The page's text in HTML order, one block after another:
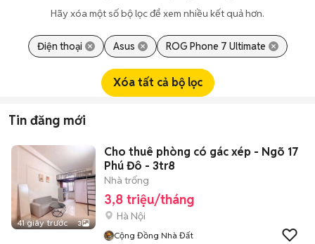
Hãy xóa một số bộ lọc để xem nhiều kết quả hơn.
Điện thoại Asus ROG Phone 7 Ultimate
Xóa tất cả bộ lọc
Tin đăng mới
41 giây trước 3
Cho thuê phòng có gác xép - Ngõ 17
Phú Đô - 3tr8
Nhà trống
3,8 triệu/tháng
Hà Nội
Cộng Đồng Nhà Đất